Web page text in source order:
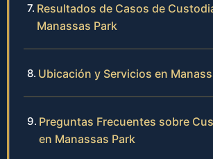
Resultados de Casos de
Manassas Park
Ubicación y Servicios en
Preguntas Frecuentes sobre
en Manassas Park